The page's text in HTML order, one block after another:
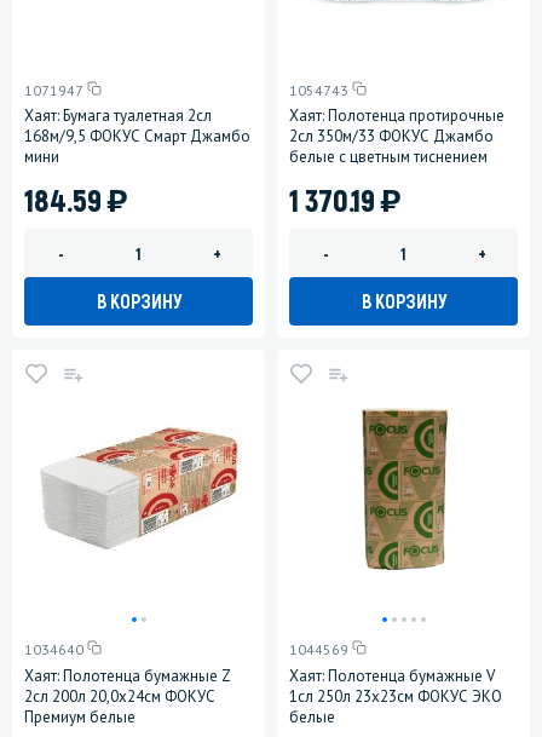
1071947
Хаят: Бумага туалетная 2сл
168м/9,5 ФОКУС Смарт Джамбо
мини
184.59)
- +
В КОРЗИНУ
1054743
Хаят: Полотенца протирочные
2сл 350м/33 ФОКУС Джамбо
белые с цветным тиснением
1 370.19)
- +
В КОРЗИНУ
1034640
Хаят: Полотенца бумажные Z
2сл 200л 20,0х24см ФОКУС
Премиум белые
1044569
Хаят: Полотенца бумажные V
1сл 250л 23х23см ФОКУС ЭКО
белые